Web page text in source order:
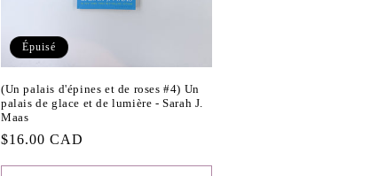
Épuisé
(Un palais d'épines et de roses #4) Un
palais de glace et de lumière - Sarah J.
Maas
Prix
$16.00 CAD